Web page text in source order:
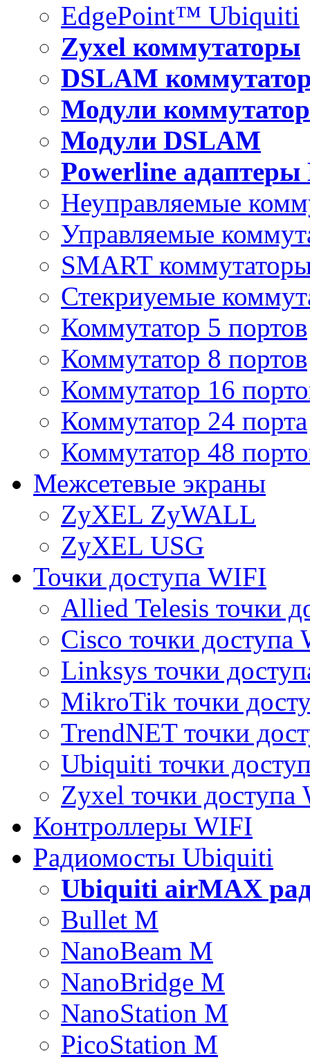
EdgePoint™ Ubiquiti
Zyxel коммутаторы
DSLAM
Модули
Модули DSLAM
Powerline адаптеры
Неуправляемые
Управляемые
SMART
Стекриуемые
Коммутатор 5 портов
Коммутатор 8 портов
Коммутатор 16
Коммутатор 24 порта
Коммутатор 48
Межсетевые экраны
ZyXEL ZyWALL
ZyXEL USG
Точки доступа WIFI
Allied Telesis точки
Cisco точки доступа
Linksys точки
MikroTik точки
TrendNET точки
Ubiquiti точки
Zyxel точки доступа
Контроллеры WIFI
Радиомосты Ubiquiti
Ubiquiti airMAX
Bullet M
NanoBeam M
NanoBridge M
NanoStation M
PicoStation M